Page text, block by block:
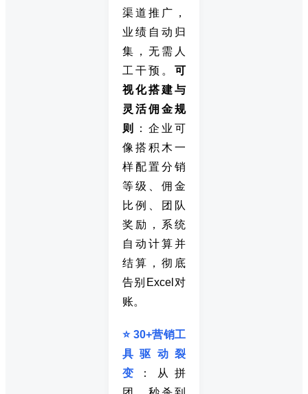
渠道推广，
业绩自动归
集，无需人
工干预。 可
视化搭建与
灵活佣金规
则
：企业可
像搭积木一
样配置分销
等级、佣金
比例、团队
奖励，系统
自动计算并
结算，彻底
告别Excel对
账。
⭐ 30+营销工
具驱动裂
变
：从拼